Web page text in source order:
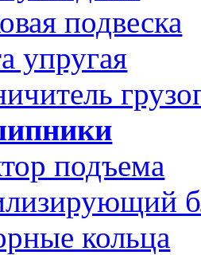
подвеска
упругая
подъема
кольца